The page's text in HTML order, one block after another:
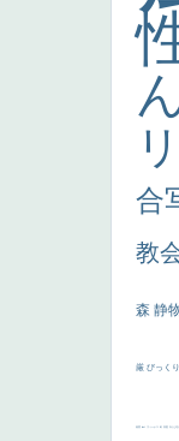
合
教
森 静
厳 びっくり
画質 last ヴィーナス 剣 白人少女